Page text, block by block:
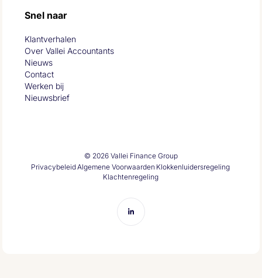
Snel naar
Klantverhalen
Over Vallei Accountants
Nieuws
Contact
Werken bij
Nieuwsbrief
© 2026 Vallei Finance Group
PrivacybeleidAlgemene Voorwaarden Klokkenluidersregeling
Klachtenregeling